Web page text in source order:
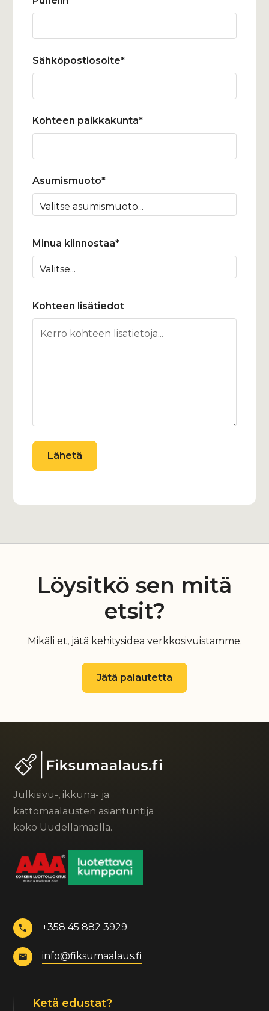
Sähköpostiosoite*
Kohteen paikkakunta*
Asumismuoto*
Minua kiinnostaa*
Kohteen lisätiedot
Löysitkö sen mitä
etsit?
Mikäli et, jätä kehitysidea verkkosivuistamme.
Jätä palautetta
Julkisivu-, ikkuna- ja
kattomaalausten asiantuntija
koko Uudellamaalla.
+358 45 882 3929
info@fiksumaalaus.fi
Ketä edustat?